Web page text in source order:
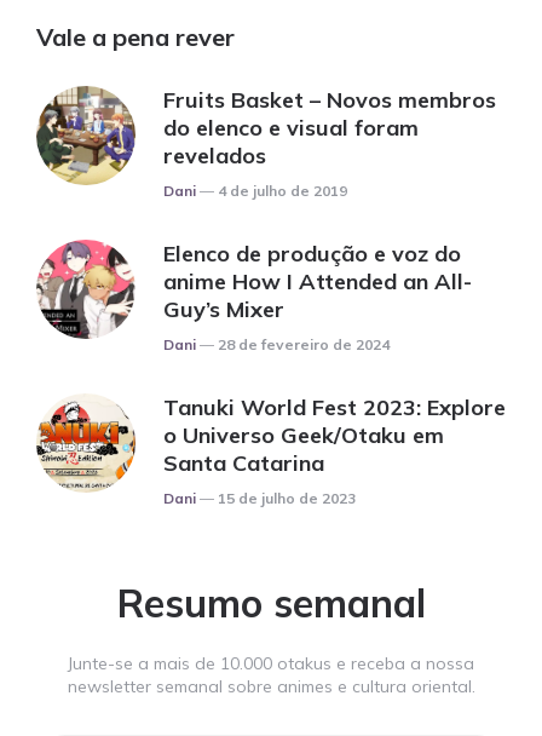
Vale a pena rever
Fruits Basket – Novos membros
do elenco e visual foram
revelados
Posted
Dani 4 de julho de 2019
Elenco de produção e voz do
anime How I Attended an All-
Guy’s Mixer
Posted
Dani 28 de fevereiro de 2024
Tanuki World Fest 2023: Explore
o Universo Geek/Otaku em
Santa Catarina
Posted
Dani 15 de julho de 2023
Resumo semanal
Junte-se a mais de 10.000 otakus e receba a nossa
newsletter semanal sobre animes e cultura oriental.